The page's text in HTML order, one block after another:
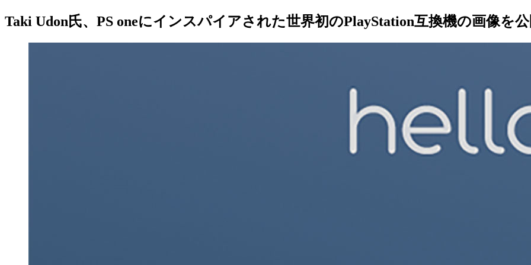
Taki Udon氏、PS oneにインスパイアされた世界初のPlayStation互換機の画像を